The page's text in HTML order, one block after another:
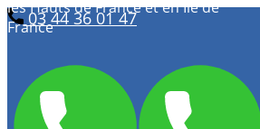
03 44 36 01 47
les Hauts de France et en Ile de
France